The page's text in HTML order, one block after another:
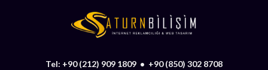
Tel: +90 (212) 909 1809 • +90 (850) 302 8708